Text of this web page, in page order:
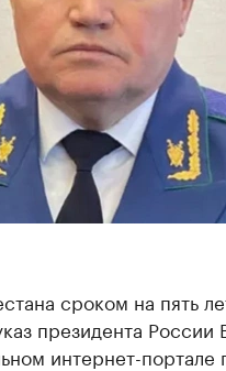
сроком на пять
президента России
интернет-